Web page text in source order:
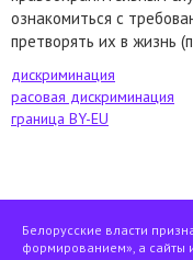
ознакомиться с
претворять их в жизнь
дискриминация
расовая дискриминация
граница BY-EU
Белорусские власти
формированием», а сайты